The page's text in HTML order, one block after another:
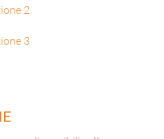
2
3